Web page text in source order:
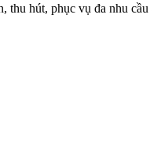
thu hút, phục vụ đa nhu